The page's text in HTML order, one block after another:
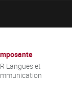
Langues et